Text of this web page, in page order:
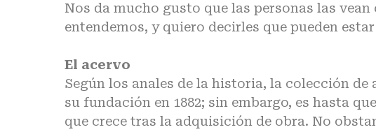
Nos da mucho gusto que las personas las
entendemos, y quiero decirles que pueden
El acervo
Según los anales de la historia, la colección de
su fundación en 1882; sin embargo, es hasta
que crece tras la adquisición de obra. No